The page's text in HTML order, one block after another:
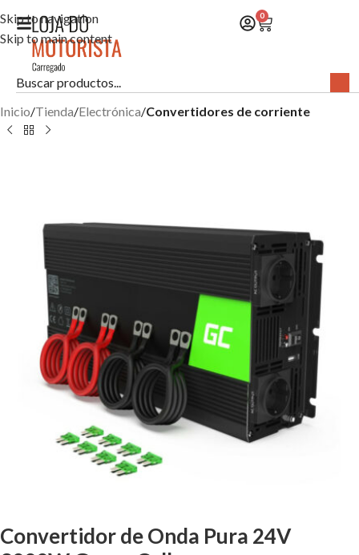
Skip to navigation
Skip to main content
0
Inicio Tienda Electrónica Convertidores de corriente
Convertidor de Onda Pura 24V